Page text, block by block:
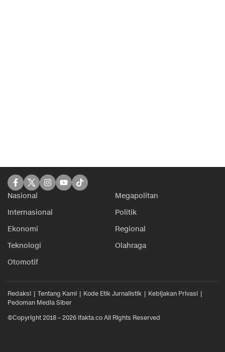
Nasional
Megapolitan
Internasional
Politik
Ekonomi
Regional
Teknologi
Olahraga
Otomotif
Redaksi Tentang Kami Kode Etik Jurnalistik
Kebijakan Privasi
Pedoman Media Siber
©Copyright 2018 – 2026 ifakta.co All Rights Reserved